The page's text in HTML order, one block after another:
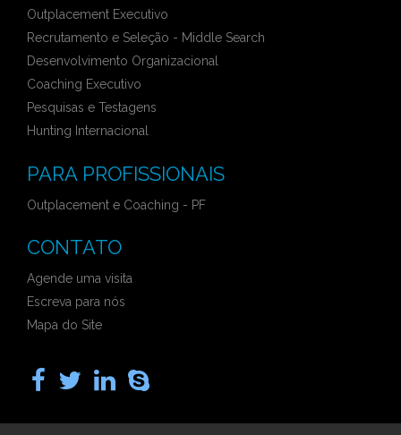
Outplacement Executivo
Recrutamento e Seleção - Middle Search
Desenvolvimento Organizacional
Coaching Executivo
Pesquisas e Testagens
Hunting Internacional
PARA PROFISSIONAIS
Outplacement e Coaching - PF
CONTATO
Agende uma visita
Escreva para nós
Mapa do Site